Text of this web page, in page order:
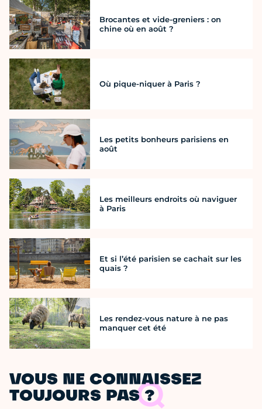
Brocantes et vide-greniers : on
chine où en août ?
Où pique-niquer à Paris ?
Les petits bonheurs parisiens en
août
Les meilleurs endroits où naviguer
à Paris
Et si l’été parisien se cachait sur les
quais ?
Les rendez-vous nature à ne pas
manquer cet été
VOUS NE CONNAISSEZ
TOUJOURS PAS ?